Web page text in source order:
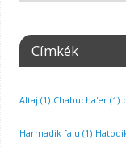
Címkék
Altaj (1) Chabucha'er(1)
Harmadik falu (1)